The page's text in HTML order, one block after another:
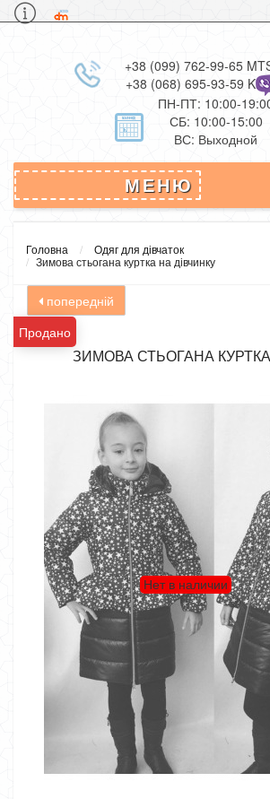
+38 (099) 762-99-65
+38 (068) 695-93-59
ПН-ПТ: 10:00-
СБ: 10:00-15:00
ВС: Выходной
МЕНЮ
Головна
Одяг для дівчаток
Зимова стьогана куртка на дівчинку
попередній
Продано
ЗИМОВА СТЬОГАНА
Нет в наличии